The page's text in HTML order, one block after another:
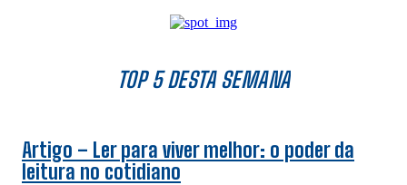
TOP 5 DESTA SEMANA
Artigo – Ler para viver melhor: o poder da
leitura no cotidiano